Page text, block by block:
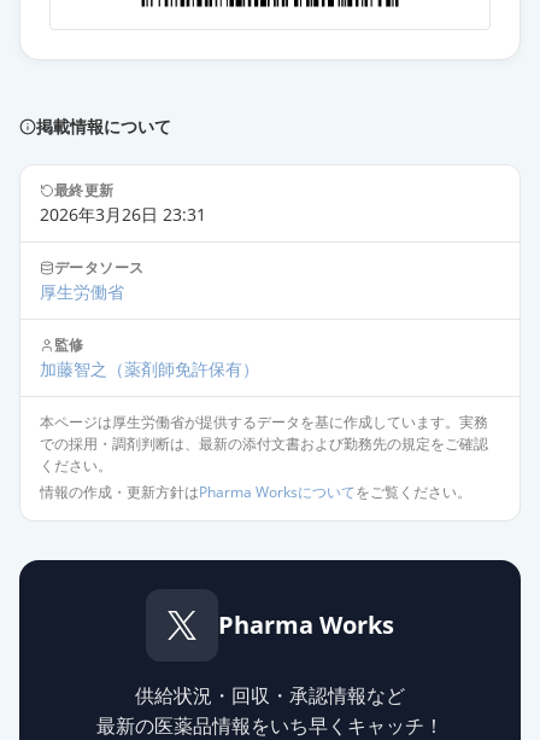
サムスカOD錠15mg 通常出荷
薬価 1152.80 円
サムスカOD錠30mg
薬価 1887.30 円
通常出荷
掲載情報について
最終更新
2026年3月26日 23:31
データソース
厚生労働省
監修
加藤智之 （薬剤師免許保有）
本ページは厚生労働省が提供するデータを基に作成しています。実務
での採用・調剤判断は、最新の添付文書および勤務先の規定をご確認
ください。
情報の作成・更新方針はPharma Worksについてをご覧ください。
Pharma Works
供給状況・回収・承認情報など
最新の医薬品情報をいち早くキャッチ！